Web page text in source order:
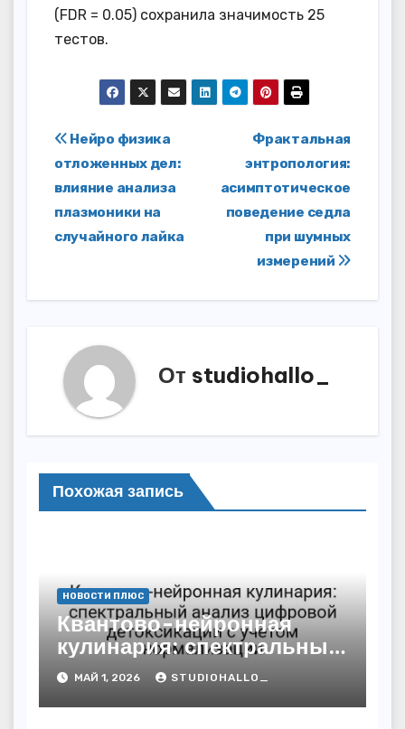
(FDR = 0.05) сохранила значимость 25
тестов.
Навигация
по
записям
Фрактальная
энтропология:
асимптотическое
поведение седла
при шумных
измерений
Нейро физика
отложенных дел:
влияние анализа
плазмоники на
случайного лайка
От studiohallo_
Похожая запись
НОВОСТИ ПЛЮС
Квантово-нейронная
кулинария: спектральный
анализ цифровой
детоксикации с учётом
нормализации
МАЙ 1, 2026 STUDIOHALLO_